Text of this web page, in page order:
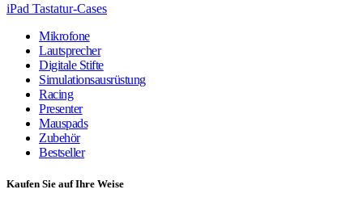
iPad Tastatur-Cases
Mikrofone
Lautsprecher
Digitale Stifte
Simulationsausrüstung
Racing
Presenter
Mauspads
Zubehör
Bestseller
Kaufen Sie auf Ihre Weise